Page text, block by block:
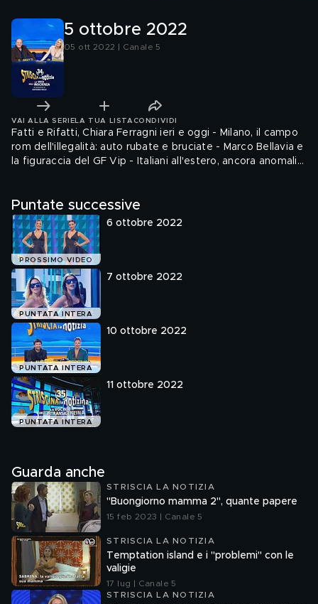
5 ottobre 2022
05 ott 2022 | Canale 5
VAI ALLA SERIE LA TUA LISTA CONDIVIDI
Fatti e Rifatti, Chiara Ferragni ieri e oggi - Milano, il campo
rom dell'illegalità: auto rubate e bruciate - Marco Bellavia e
la figuraccia del GF Vip - Italiani all'estero, ancora anomalie
Puntate successive
PROSSIMO VIDEO
6 ottobre 2022
PUNTATA INTERA
7 ottobre 2022
PUNTATA INTERA
10 ottobre 2022
PUNTATA INTERA
11 ottobre 2022
Guarda anche
STRISCIA LA NOTIZIA
"Buongiorno mamma 2", quante papere
15 feb 2023 | Canale 5
STRISCIA LA NOTIZIA
Temptation island e i "problemi" con le
valigie
17 lug | Canale 5
STRISCIA LA NOTIZIA